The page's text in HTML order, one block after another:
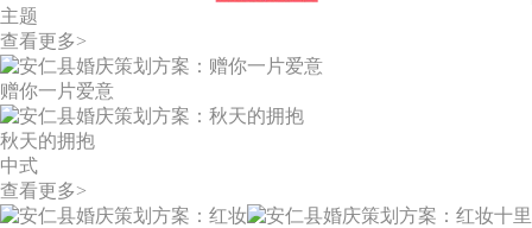
主题
查看更多>
赠你一片爱意
秋天的拥抱
中式
查看更多>